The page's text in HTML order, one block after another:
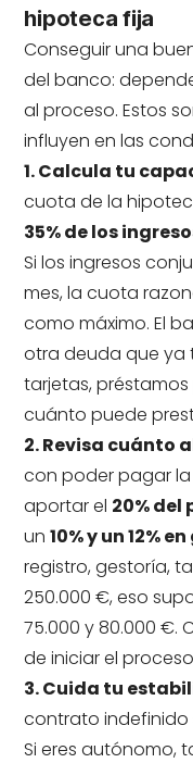
hipoteca fija
Conseguir una
del banco:
al proceso. Estos
influyen en las
1. Calcula tu
cuota de la
35% de los
Si los ingresos
mes, la cuota
como máximo. El
otra deuda que ya
tarjetas,
cuánto puede
2. Revisa cuánto
con poder pagar
aportar el 20% del
un10% y un 12%
registro, gestoría,
250.000 €, eso
75.000 y 80.000 €.
de iniciar el
3. Cuida tu
contrato indefinido
Si eres autónomo,